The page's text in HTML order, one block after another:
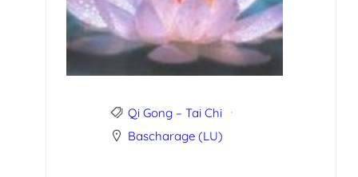
Qi Gong – Tai Chi
Bascharage (LU)